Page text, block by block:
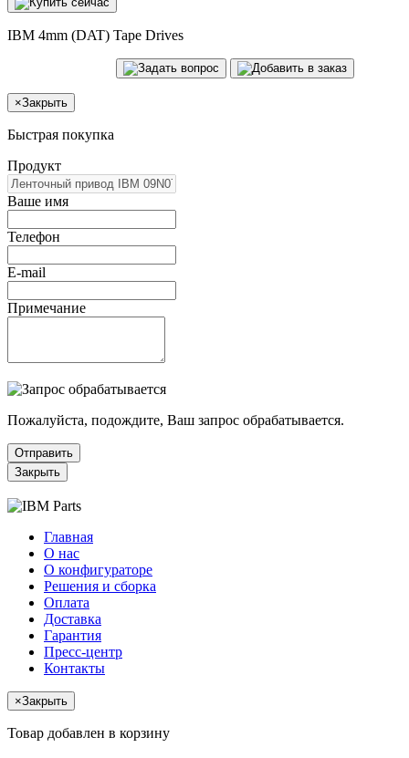
IBM 4mm (DAT) Tape Drives
×Закрыть
Быстрая покупка
Продукт
Ваше имя
Телефон
E-mail
Примечание
Пожалуйста, подождите, Ваш запрос обрабатывается.
Отправить
Закрыть
Главная
О нас
О конфигураторе
Решения и сборка
Оплата
Доставка
Гарантия
Пресс-центр
Контакты
×Закрыть
Товар добавлен в корзину